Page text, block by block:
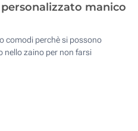
manico
comodi perchè si possono
nello zaino per non farsi